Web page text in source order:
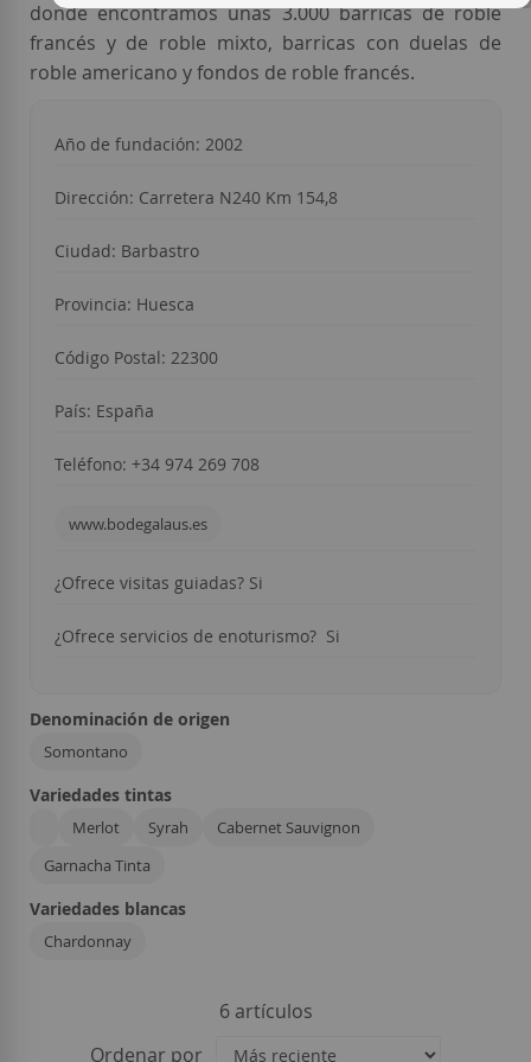
donde encontramos unas 3.000 barricas de roble
francés y de roble mixto, barricas con duelas de
roble americano y fondos de roble francés.
Año de fundación: 2002
Dirección: Carretera N240 Km 154,8
Ciudad: Barbastro
Provincia: Huesca
Código Postal: 22300
País: España
Teléfono: +34 974 269 708
www.bodegalaus.es
¿Ofrece visitas guiadas? Si
¿Ofrece servicios de enoturismo? Si
Denominación de origen
Somontano
Variedades tintas
Merlot Syrah
Cabernet Sauvignon
Garnacha Tinta
Variedades blancas
Chardonnay
6artículos
Ordenar por